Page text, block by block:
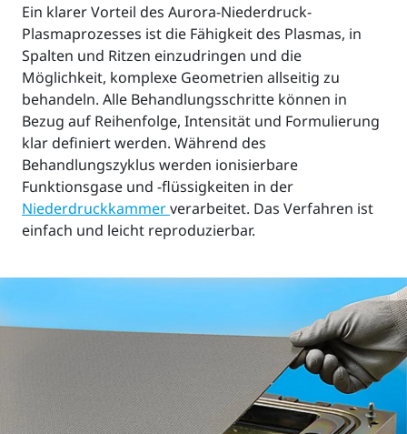
Ein klarer Vorteil des Aurora-Niederdruck-
Plasmaprozesses ist die Fähigkeit des Plasmas, in
Spalten und Ritzen einzudringen und die
Möglichkeit, komplexe Geometrien allseitig zu
behandeln. Alle Behandlungsschritte können in
Bezug auf Reihenfolge, Intensität und Formulierung
klar definiert werden. Während des
Behandlungszyklus werden ionisierbare
Funktionsgase und -flüssigkeiten in der
Niederdruckkammerverarbeitet. Das Verfahren ist
einfach und leicht reproduzierbar.